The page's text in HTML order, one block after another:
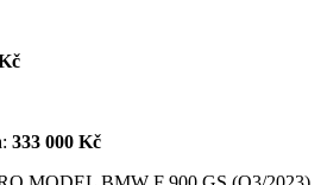
333 000 Kč